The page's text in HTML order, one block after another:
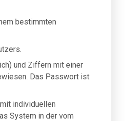
bestimmten
und Ziffern mit einer
Das Passwort ist
individuellen
System in der vom